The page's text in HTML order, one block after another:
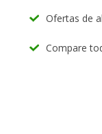
Ofertas de
Compare